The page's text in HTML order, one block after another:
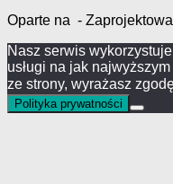
Oparte na -
Nasz serwis
usługi na jak
ze strony, wyrażasz
Polityka prywatności